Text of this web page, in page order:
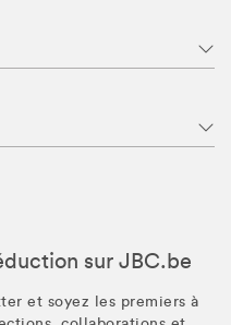
sur JBC.be
et soyez les premiers à